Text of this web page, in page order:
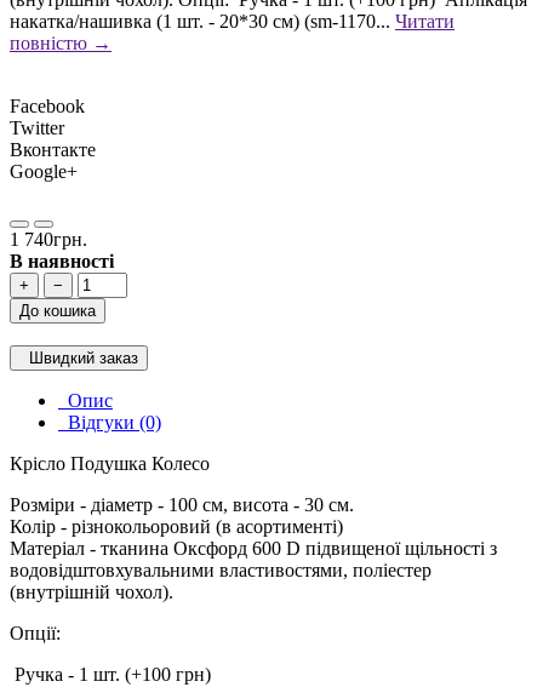
накатка/нашивка (1 шт. - 20*30 см) (sm-1170... Читати
повністю →
Facebook
Twitter
Вконтакте
Google+
1 740грн.
В наявності
+
−
До кошика
Швидкий заказ
Опис
Відгуки (0)
Крісло Подушка Колесо
Розміри - діаметр - 100 см, висота - 30 см.
Колір - різнокольоровий (в асортименті)
Матеріал - тканина Оксфорд 600 D підвищеної щільності з
водовідштовхувальними властивостями, поліестер
(внутрішній чохол).
Опції:
Ручка - 1 шт. (+100 грн)